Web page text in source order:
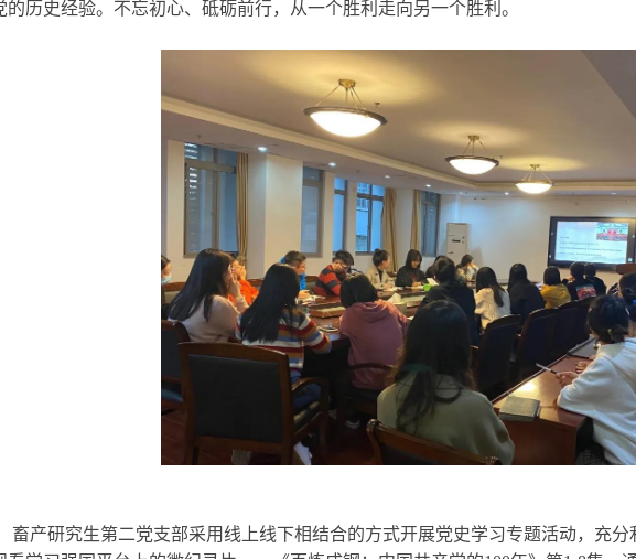
的历史经验。不忘初心、砥砺前行，从一个胜利走向另一个胜利。
产研究生第二党支部采用线上线下相结合的方式开展党史学习专题活动，充分